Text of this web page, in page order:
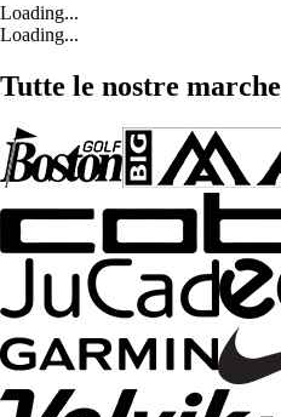
Loading...
Loading...
Tutte le nostre marche